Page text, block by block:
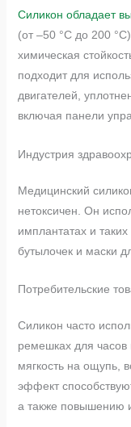
Силикон обладает
(от –50 °C до 200
химическая
подходит для
двигателей,
включая панели
Индустрия
Медицинский
нетоксичен. Он
имплантатах и
бутылочек и маски
Потребительские
Силикон часто
ремешках для часов
мягкость на ощупь,
эффект
а также повышению